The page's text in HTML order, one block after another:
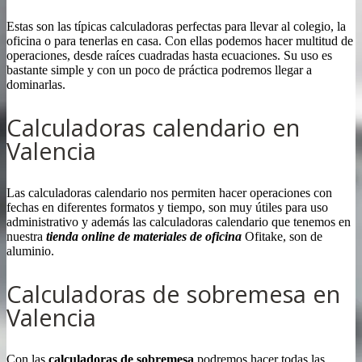
Estas son las típicas calculadoras perfectas para llevar al colegio, la
oficina o para tenerlas en casa. Con ellas podemos hacer multitud de
operaciones, desde raíces cuadradas hasta ecuaciones. Su uso es
bastante simple y con un poco de práctica podremos llegar a
dominarlas.
Calculadoras calendario en
Valencia
Las calculadoras calendario nos permiten hacer operaciones con
fechas en diferentes formatos y tiempo, son muy útiles para uso
administrativo y además las calculadoras calendario que tenemos en
nuestra tienda online de materiales de oficina Ofitake, son de
aluminio.
Calculadoras de sobremesa en
Valencia
Con las calculadoras de sobremesa podremos hacer todas las